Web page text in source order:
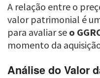
A relação entre o
valor patrimonial é
para avaliar se o
momento da
Análise do Valor